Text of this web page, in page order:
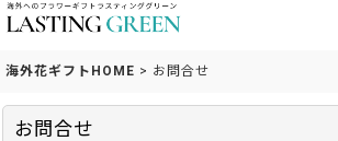
海外花ギフトHOME > お問合せ
お問合せ